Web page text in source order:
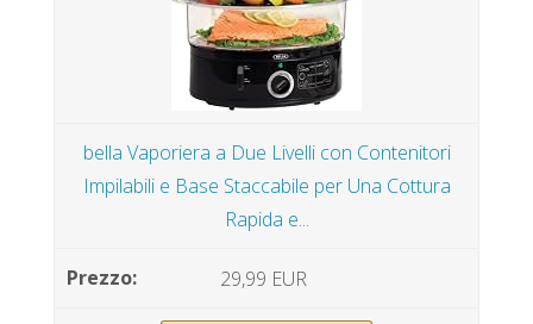
bella Vaporiera a Due Livelli con Contenitori
Impilabili e Base Staccabile per Una Cottura
Rapida e...
29,99 EUR